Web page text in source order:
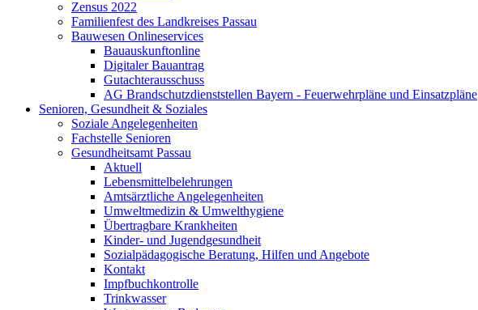
Zensus 2022
Familienfest des Landkreises Passau
Bauwesen Onlineservices
Bauauskunftonline
Digitaler Bauantrag
Gutachterausschuss
AG Brandschutzdienststellen Bayern - Feuerwehrpläne und Einsatzpläne
Senioren, Gesundheit & Soziales
Soziale Angelegenheiten
Fachstelle Senioren
Gesundheitsamt Passau
Aktuell
Lebensmittelbelehrungen
Amtsärztliche Angelegenheiten
Umweltmedizin & Umwelthygiene
Übertragbare Krankheiten
Kinder- und Jugendgesundheit
Sozialpädagogische Beratung, Hilfen und Angebote
Kontakt
Impfbuchkontrolle
Trinkwasser